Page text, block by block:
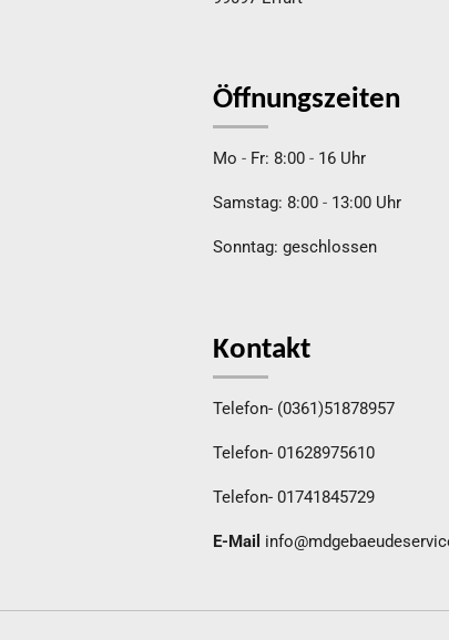
Öffnungszeiten
Mo - Fr: 8:00 - 16 Uhr
Samstag: 8:00 - 13:00 Uhr
Sonntag: geschlossen
Kontakt
Telefon- (0361)51878957
Telefon- 01628975610
Telefon- 01741845729
E-Mail